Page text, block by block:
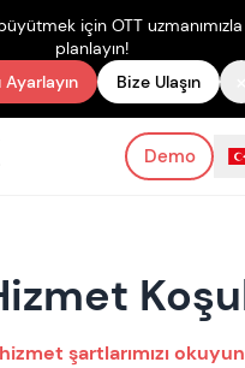
için OTT
planlayın!
Ayarlayın
Bize Ulaşın
Demo
şartlarımızı okuyun